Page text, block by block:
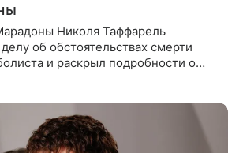
Николя Таффарель
об обстоятельствах смерти
и раскрыл подробности о